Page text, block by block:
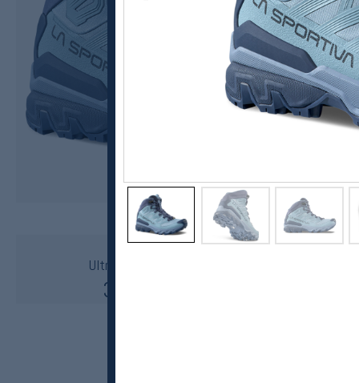
La Sportiva
Ultra Raptor 3 Mid GTX Tursko Dame
3499,-